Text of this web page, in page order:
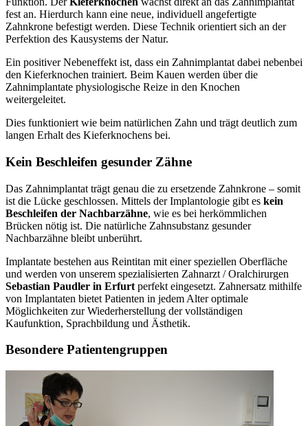
fest an. Hierdurch kann eine neue, individuell angefertigte
Zahnkrone befestigt werden. Diese Technik orientiert sich an der
Perfektion des Kausystems der Natur.
Ein positiver Nebeneffekt ist, dass ein Zahnimplantat dabei nebenbei
den Kieferknochen trainiert. Beim Kauen werden über die
Zahnimplantate physiologische Reize in den Knochen
weitergeleitet.
Dies funktioniert wie beim natürlichen Zahn und trägt deutlich zum
langen Erhalt des Kieferknochens bei.
Kein Beschleifen gesunder Zähne
Das Zahnimplantat trägt genau die zu ersetzende Zahnkrone – somit
ist die Lücke geschlossen. Mittels der Implantologie gibt es kein
Beschleifen der Nachbarzähne, wie es bei herkömmlichen
Brücken nötig ist. Die natürliche Zahnsubstanz gesunder
Nachbarzähne bleibt unberührt.
Implantate bestehen aus Reintitan mit einer speziellen Oberfläche
und werden von unserem spezialisierten Zahnarzt / Oralchirurgen
Sebastian Paudler in Erfurt perfekt eingesetzt. Zahnersatz mithilfe
von Implantaten bietet Patienten in jedem Alter optimale
Möglichkeiten zur Wiederherstellung der vollständigen
Kaufunktion, Sprachbildung und Ästhetik.
Besondere Patientengruppen